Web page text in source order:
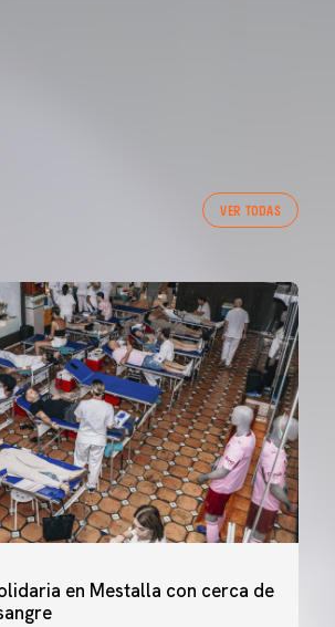
VER TODAS
en Mestalla con cerca de